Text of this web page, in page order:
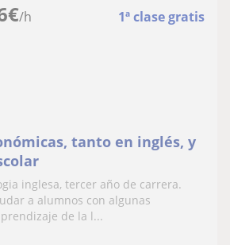
€/h 1ª clase gratis
tanto en inglés, y
inglesa, tercer año de carrera.
a alumnos con algunas
de la l...